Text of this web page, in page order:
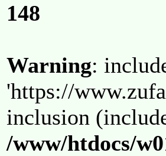
148
Warning:
'https://
inclusion
/www/htdocs/